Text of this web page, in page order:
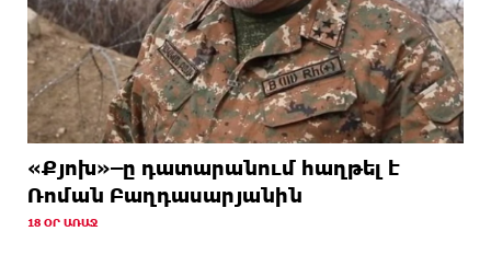
«Քյոխ»–ը դատարանում հաղթել է
Ռոման Բաղդասարյանին
18 ՕՐ ԱՌԱՋ